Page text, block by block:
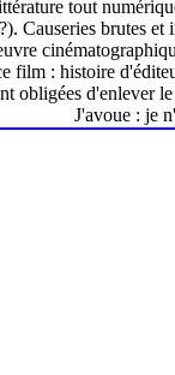
tout
Causeries brutes
film : histoire
obligées d'enlever
J'avoue : je